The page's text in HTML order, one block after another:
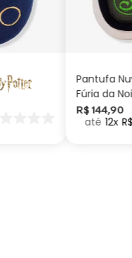
P
Pantufa
Fúria da
Como
seu Dragão
R$ 144,90
12 R$